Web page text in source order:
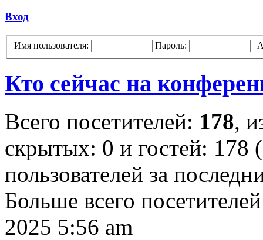
Вход
Имя пользователя: Пароль: |
Кто сейчас на
Всего посетителей: 178,
скрытых: 0 и гостей: 178
пользователей за
Больше всего
2025 5:56 am